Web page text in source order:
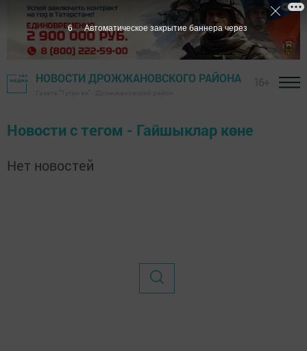
НОВОСТИ ДРОЖЖАНОВСКОГО РАЙОНА
Новости с тегом - Гайшыклар көне
Нет новостей
6 Автоматическое закрытие баннера через